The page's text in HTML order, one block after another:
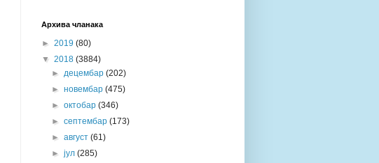
Архива чланака
► 2019 (80)
▼ 2018 (3884)
►децембар(202)
►новембар(475)
►октобар(346)
►септембар(173)
►август(61)
►јул(285)